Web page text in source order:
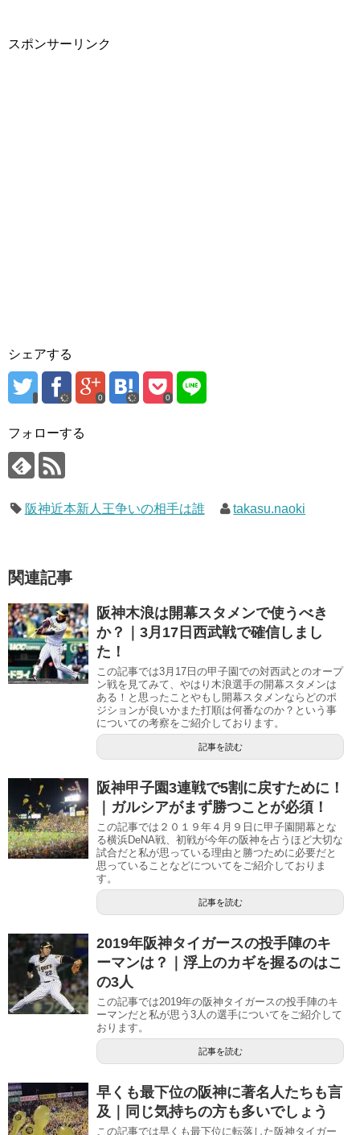
スポンサーリンク
シェアする
0 0
フォローする
阪神近本新人王争いの相手は誰 takasu.naoki
関連記事
阪神木浪は開幕スタメンで使うべき
か？｜3月17日西武戦で確信しまし
た！
この記事では3月17日の甲子園での対西武とのオープ
ン戦を見てみて、やはり木浪選手の開幕スタメンは
ある！と思ったことやもし開幕スタメンならどのポ
ジションが良いかまた打順は何番なのか？という事
についての考察をご紹介しております。
記事を読む
阪神甲子園3連戦で5割に戻すために！
｜ガルシアがまず勝つことが必須！
この記事では２０１９年４月９日に甲子園開幕とな
る横浜DeNA戦、初戦が今年の阪神を占うほど大切な
試合だと私が思っている理由と勝つために必要だと
思っていることなどについてをご紹介しておりま
す。
記事を読む
2019年阪神タイガースの投手陣のキ
ーマンは？｜浮上のカギを握るのはこ
の3人
この記事では2019年の阪神タイガースの投手陣のキ
ーマンだと私が思う3人の選手についてをご紹介して
おります。
記事を読む
早くも最下位の阪神に著名人たちも言
及｜同じ気持ちの方も多いでしょう
この記事では早くも最下位に転落した阪神タイガー